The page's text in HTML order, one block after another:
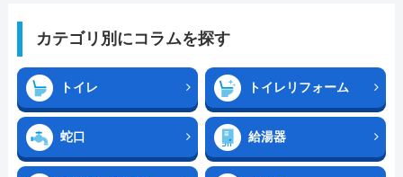
カテゴリ別にコラムを探す
トイレ トイレリフォーム
蛇口 給湯器